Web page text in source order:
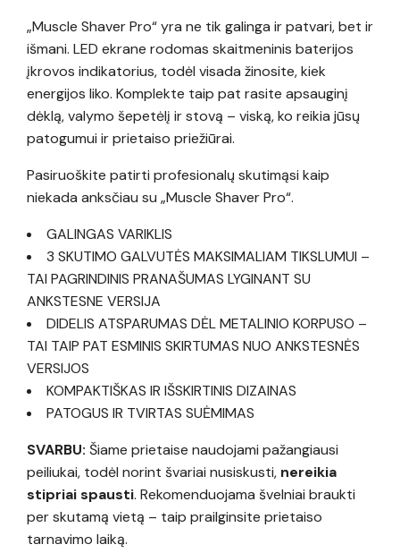
„Muscle Shaver Pro“ yra ne tik galinga ir patvari, bet ir
išmani. LED ekrane rodomas skaitmeninis baterijos
įkrovos indikatorius, todėl visada žinosite, kiek
energijos liko. Komplekte taip pat rasite apsauginį
dėklą, valymo šepetėlį ir stovą – viską, ko reikia jūsų
patogumui ir prietaiso priežiūrai.
Pasiruoškite patirti profesionalų skutimąsi kaip
niekada anksčiau su „Muscle Shaver Pro“.
GALINGAS VARIKLIS
3 SKUTIMO GALVUTĖS MAKSIMALIAM TIKSLUMUI –
TAI PAGRINDINIS PRANAŠUMAS LYGINANT SU
ANKSTESNE VERSIJA
DIDELIS ATSPARUMAS DĖL METALINIO KORPUSO –
TAI TAIP PAT ESMINIS SKIRTUMAS NUO ANKSTESNĖS
VERSIJOS
KOMPAKTIŠKAS IR IŠSKIRTINIS DIZAINAS
PATOGUS IR TVIRTAS SUĖMIMAS
SVARBU: Šiame prietaise naudojami pažangiausi
peiliukai, todėl norint švariai nusiskusti, nereikia
stipriai spausti. Rekomenduojama švelniai braukti
per skutamą vietą – taip prailginsite prietaiso
tarnavimo laiką.